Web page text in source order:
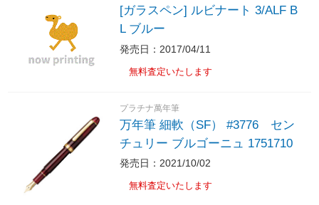
[ガラスペン] ルビナート 3/ALF B
L ブルー
発売日：2017/04/11
無料査定いたします
プラチナ萬年筆
万年筆 細軟（SF） #3776 セン
チュリー ブルゴーニュ 1751710
発売日：2021/10/02
無料査定いたします